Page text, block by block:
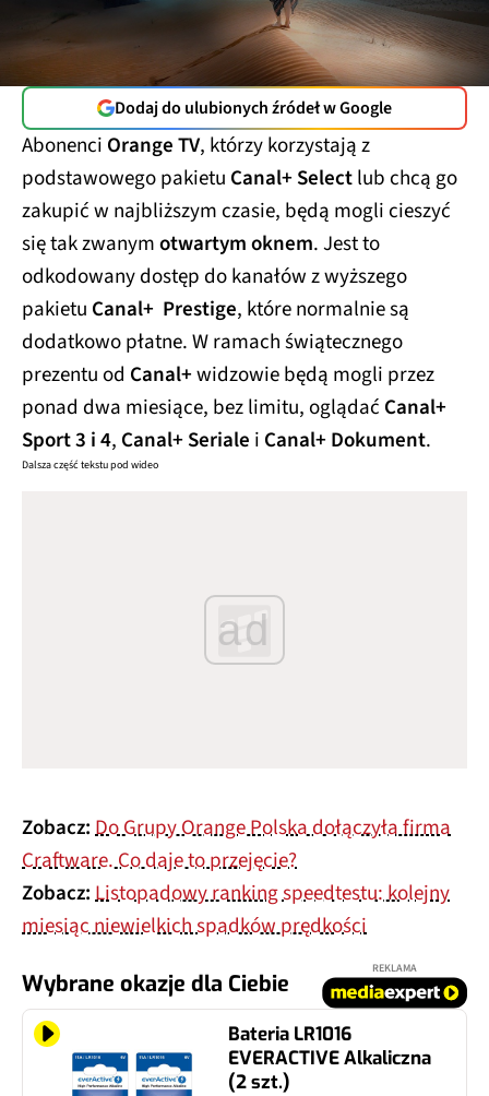
Dodaj do ulubionych źródeł w Google
Abonenci Orange TV, którzy korzystają z
podstawowego pakietu Canal+ Selectlub chcą go
zakupić w najbliższym czasie, będą mogli cieszyć
się tak zwanymotwartym oknem. Jest to
odkodowany dostęp do kanałów z wyższego
pakietu Canal+ Prestige, które normalnie są
dodatkowo płatne. W ramach świątecznego
prezentu od Canal+widzowie będą mogli przez
ponad dwa miesiące, bez limitu, oglądać Canal+
Sport 3 i 4, Canal+ Seriale i Canal+ Dokument.
Dalsza część tekstu pod wideo
ad
Zobacz:Do Grupy Orange Polska dołączyła firma
Craftware. Co daje to przejęcie?
Zobacz:Listopadowy ranking speedtestu: kolejny
miesiąc niewielkich spadków prędkości
Wybrane okazje dla Ciebie
REKLAMA
Bateria LR1016
EVERACTIVE Alkaliczna
(2 szt.)